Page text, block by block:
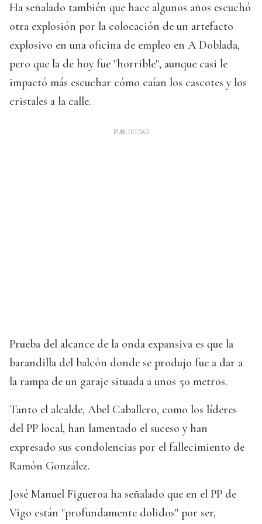
Ha señalado también que hace algunos años escuchó
otra explosión por la colocación de un artefacto
explosivo en una oficina de empleo en A Doblada,
pero que la de hoy fue "horrible", aunque casi le
impactó más escuchar cómo caían los cascotes y los
cristales a la calle.
Prueba del alcance de la onda expansiva es que la
barandilla del balcón donde se produjo fue a dar a
la rampa de un garaje situada a unos 50 metros.
Tanto el alcalde, Abel Caballero, como los líderes
del PP local, han lamentado el suceso y han
expresado sus condolencias por el fallecimiento de
Ramón González.
José Manuel Figueroa ha señalado que en el PP de
Vigo están "profundamente dolidos" por ser,